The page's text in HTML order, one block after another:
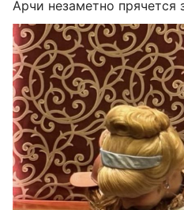
Арчи незаметно прячется